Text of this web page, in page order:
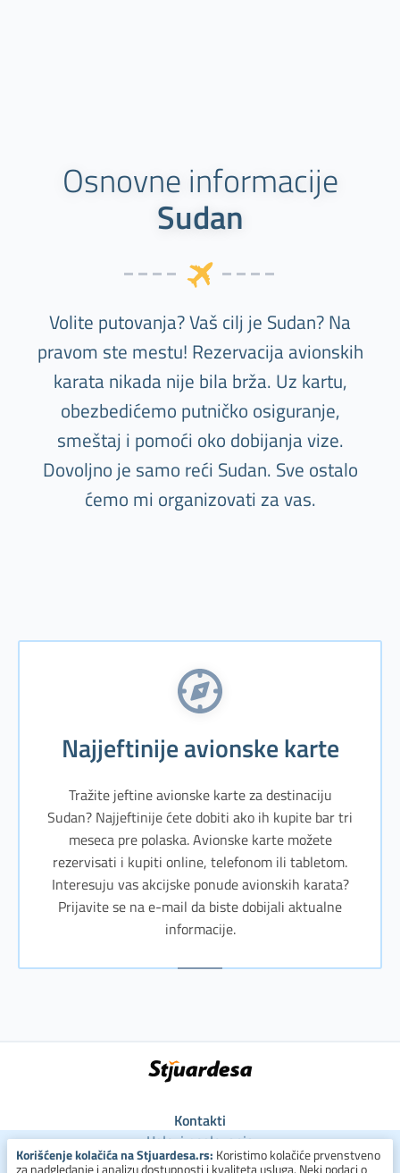
Osnovne informacije
Sudan
Volite putovanja? Vaš cilj je Sudan? Na
pravom ste mestu! Rezervacija avionskih
karata nikada nije bila brža. Uz kartu,
obezbedićemo putničko osiguranje,
smeštaj i pomoći oko dobijanja vize.
Dovoljno je samo reći Sudan. Sve ostalo
ćemo mi organizovati za vas.
Najjeftinije avionske karte
Tražite jeftine avionske karte za destinaciju
Sudan? Najjeftinije ćete dobiti ako ih kupite bar tri
meseca pre polaska. Avionske karte možete
rezervisati i kupiti online, telefonom ili tabletom.
Interesuju vas akcijske ponude avionskih karata?
Prijavite se na e-mail da biste dobijali aktualne
informacije.
Kontakti
Uslovi poslovanja
Uslovi za kolačiće
Korišćenje kolačića na Stjuardesa.rs: Koristimo kolačiće prvenstveno
za nadgledanje i analizu dostupnosti i kvaliteta usluga. Neki podaci o